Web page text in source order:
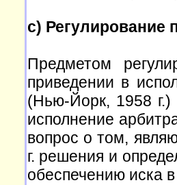
c) Регулирование
Предметом
приведении в
(Нью-Йорк, 1958 г.)
исполнение
вопрос о том,
г. решения и
обеспечению иска